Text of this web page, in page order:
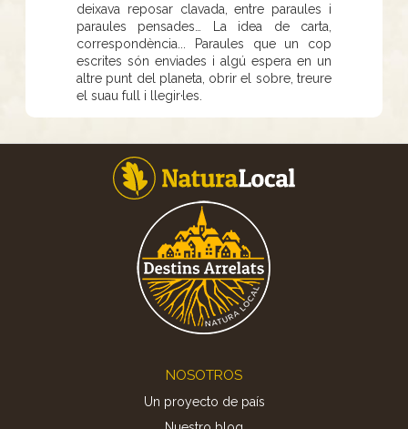
deixava reposar clavada, entre paraules i
paraules pensades… La idea de carta,
correspondència... Paraules que un cop
escrites són enviades i algú espera en un
altre punt del planeta, obrir el sobre, treure
el suau full i llegir·les.
NOSOTROS
Un proyecto de país